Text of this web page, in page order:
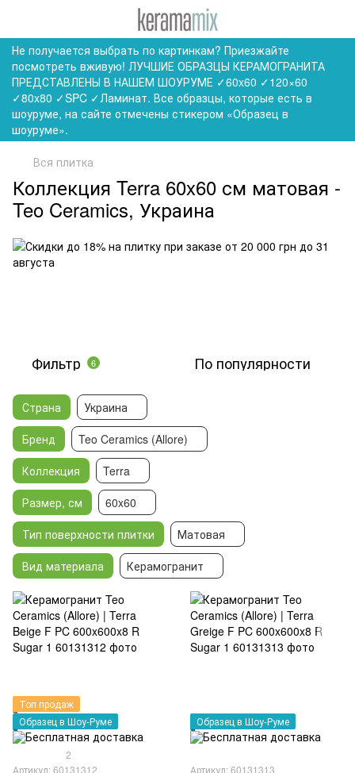
Не получается выбрать по картинкам? Приезжайте
посмотреть вживую! ЛУЧШИЕ ОБРАЗЦЫ КЕРАМОГРАНИТА
ПРЕДСТАВЛЕНЫ В НАШЕМ ШОУРУМЕ ✓60x60 ✓120×60
✓80x80 ✓SPC ✓Ламинат. Все образцы, которые есть в
шоуруме, на сайте отмечены стикером «Образец в
шоуруме».
Вся плитка
Коллекция Terra 60x60 см матовая -
Teo Ceramics, Украина
Фильтр 6 По популярности
Страна
Украина
Бренд
Teo Ceramics (Allore)
Коллекция
Terra
Размер, см
60x60
Тип поверхности плитки
Матовая
Вид материала
Керамогранит
Топ продаж
Образец в Шоу-Руме
2
Артикул: 60131312
Образец в Шоу-Руме
Артикул: 60131313